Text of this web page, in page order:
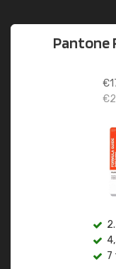
Pantone
€
€
7